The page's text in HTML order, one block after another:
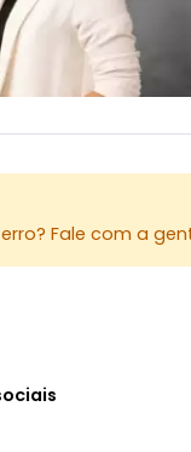
Fale com a